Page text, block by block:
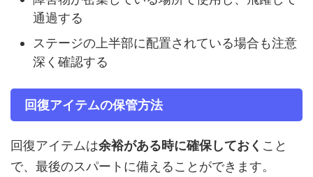
通過する
ステージの上半部に配置されている場合も注意
深く確認する
回復アイテムの保管方法
回復アイテムは余裕がある時に確保しておく こと
で、最後のスパートに備えることができます。